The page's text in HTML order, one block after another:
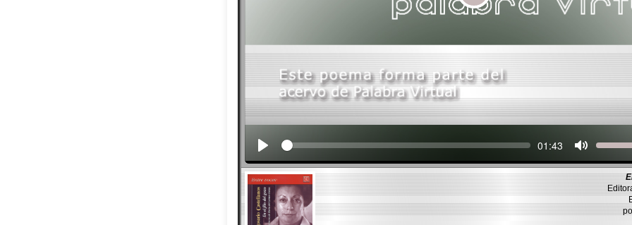
Play
Seek Current
01:43